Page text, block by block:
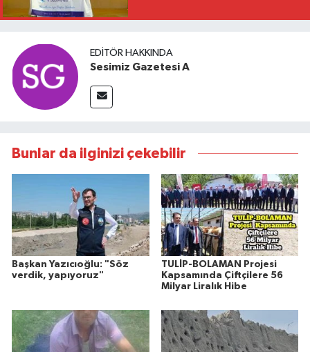
EDITÖR HAKKINDA
Sesimiz Gazetesi A
Bunlar da ilginizi çekebilir
Başkan Yazıcıoğlu: "Söz
verdik, yapıyoruz"
TULİP-BOLAMAN Projesi
Kapsamında Çiftçilere 56
Milyar Liralık Hibe